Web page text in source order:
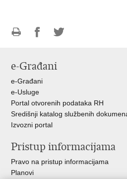
FacebookuTwitteru
e-Građani
e-Građani
e-Usluge
Portal otvorenih podataka RH
Središnji katalog službenih
Izvozni portal
Pristup informacijama
Pravo na pristup informacijama
Planovi